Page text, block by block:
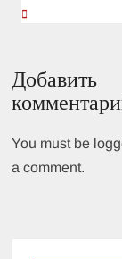
Добавить
You must be
a comment.